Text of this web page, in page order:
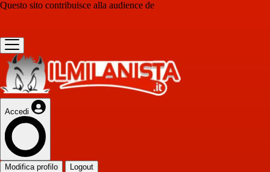
Questo sito contribuisce alla audience de
Accedi
Modifica profilo Logout